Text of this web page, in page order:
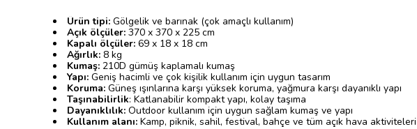
Ürün tipi: Gölgelik ve barınak (çok amaçlı kullanım)
Açık ölçüler: 370 x 370 x 225 cm
Kapalı ölçüler: 69 x 18 x 18 cm
Ağırlık: 8 kg
Kumaş: 210D gümüş kaplamalı kumaş
Yapı: Geniş hacimli ve çok kişilik kullanım için uygun tasarım
Koruma: Güneş ışınlarına karşı yüksek koruma, yağmura karşı dayanıklı yapı
Taşınabilirlik: Katlanabilir kompakt yapı, kolay taşıma
Dayanıklılık: Outdoor kullanım için uygun sağlam kumaş ve yapı
Kullanım alanı: Kamp, piknik, sahil, festival, bahçe ve tüm açık hava aktiviteleri